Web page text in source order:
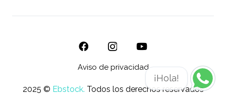
Aviso de privacidad
2025 © Ebstock. Todos los derechos reservados
¡Hola!